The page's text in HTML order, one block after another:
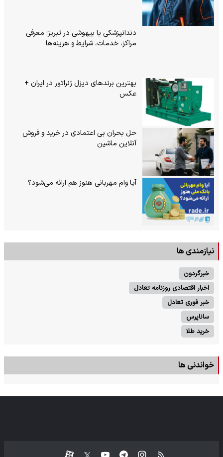
دندانپزشکی با بیهوشی در تبریز؛ معرفی
مراکز، خدمات، شرایط و هزینه‌ها
بهترین برندهای دیزل ژنراتور در ایران +
عکس
حل بحران بی‌ اعتمادی در خرید و فروش
آنلاین ماشین
آیا وام مهربانی هنوز هم ارائه می‌شود؟
نیازمندی ها
خبرگردون
اخبار اقتصادی روزنامه تعادل
خبر فوری تعادل
ساناپرس
خرید طلا
خواندنی ها